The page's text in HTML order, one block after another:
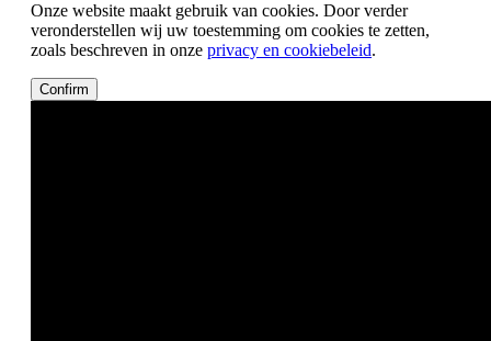
Onze website maakt gebruik van cookies. Door verder
veronderstellen wij uw toestemming om cookies te zetten,
zoals beschreven in onze privacy en cookiebeleid.
Confirm